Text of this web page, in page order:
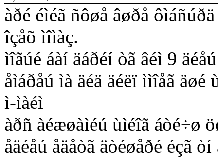
àðé éìéã ñôøå âøðå ôìáñúðä
îçåõ ìîìàç.
ìîãúé áàí äáðéí òã âéì 9 äéåú
åìáðåú ìà äéä äéëï ììîåã äøé
ì-ìàéì
àðñ àéæøàìéú ùìéîã áòé÷ø
åäéåú åäåòã äòéøåðé éçã